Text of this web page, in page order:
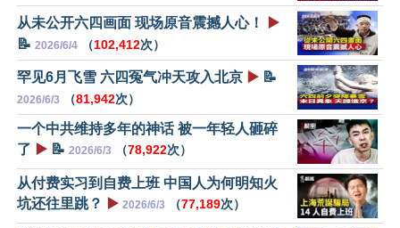
从未公开六四画面 现场原音震撼人心！
▶️
📝 2026/6/4 （102,412次）
罕见6月飞雪 六四冤气冲天攻入北京 ▶️ 📝
2026/6/3 （81,942次）
一个中共维持多年的神话 被一年轻人砸碎
了 ▶️ 📝 2026/6/3 （78,922次）
从付费实习到自费上班 中国人为何明知火
坑还往里跳？
▶️ 2026/6/3 （77,189次）